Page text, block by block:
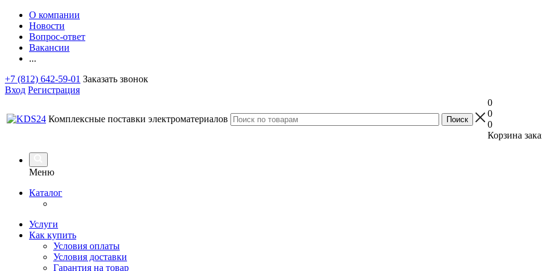
О компании
Новости
Вопрос-ответ
Вакансии
...
+7 (812) 642-59-01 Заказать звонок
Вход Регистрация
Комплексные поставки электроматериалов
0
0
0
Корзина
Меню
Каталог
Услуги
Как купить
Условия оплаты
Условия доставки
Гарантия на товар